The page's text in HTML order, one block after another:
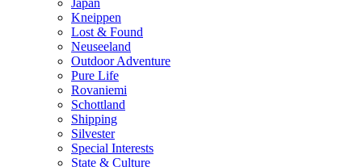
Kneippen
Lost & Found
Neuseeland
Outdoor Adventure
Pure Life
Rovaniemi
Schottland
Shipping
Silvester
Special Interests
State & Culture